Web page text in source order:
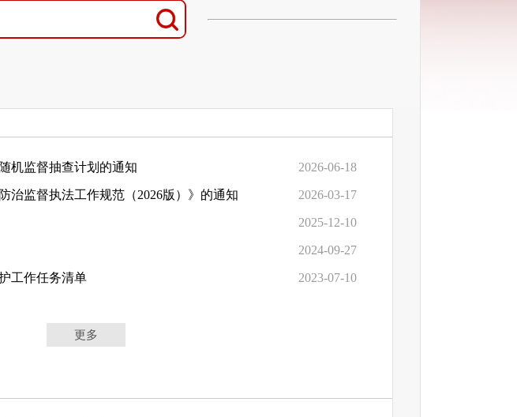
机监督抽查计划的通知 2026-06-18
治监督执法工作规范（2026版）》的通知 2026-03-17
2025-12-10
2024-09-27
工作任务清单 2023-07-10
更多